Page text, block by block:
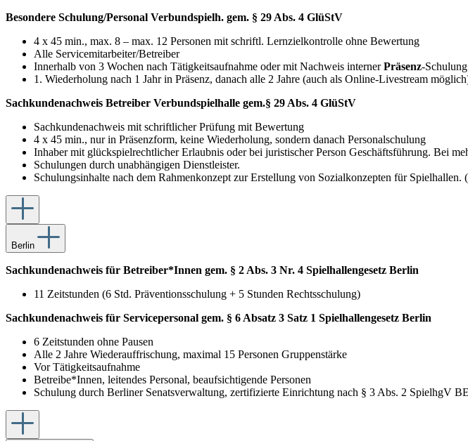
Besondere Schulung/Personal Verbundspielh. gem. § 29 Abs. 4 GlüStV
4 x 45 min., max. 8 – max. 12 Personen mit schriftl. Lernzielkontrolle ohne Bewertung
Alle Servicemitarbeiter/Betreiber
Innerhalb von 3 Wochen nach Tätigkeitsaufnahme oder mit Nachweis internerPräsenz-
1. Wiederholung nach 1 Jahr in Präsenz, danach alle 2 Jahre (auch als Online-Livestream
Sachkundenachweis Betreiber Verbundspielhalle gem.§ 29 Abs. 4 GlüStV
Sachkundenachweis mit schriftlicher Prüfung mit Bewertung
4 x 45 min., nur in Präsenzform, keine Wiederholung, sondern danach Personalschulung
Inhaber mit glückspielrechtlicher Erlaubnis oder bei juristischer Person Geschäftsführung. Bei
Schulungen durch unabhängigen Dienstleister.
Schulungsinhalte nach dem Rahmenkonzept zur Erstellung von Sozialkonzepten für Spielhallen.
Berlin
Sachkundenachweis für Betreiber*Innen gem. § 2 Abs. 3 Nr. 4 Spielhallengesetz Berlin
11 Zeitstunden (6 Std. Präventionsschulung + 5 Stunden Rechtsschulung)
Sachkundenachweis für Servicepersonal gem. § 6 Absatz 3 Satz 1 Spielhallengesetz Berlin
6 Zeitstunden ohne Pausen
Alle 2 Jahre Wiederauffrischung, maximal 15 Personen Gruppenstärke
Vor Tätigkeitsaufnahme
Betreibe*Innen, leitendes Personal, beaufsichtigende Personen
Schulung durch Berliner Senatsverwaltung, zertifizierte Einrichtung nach § 3 Abs. 2 SpielhgV